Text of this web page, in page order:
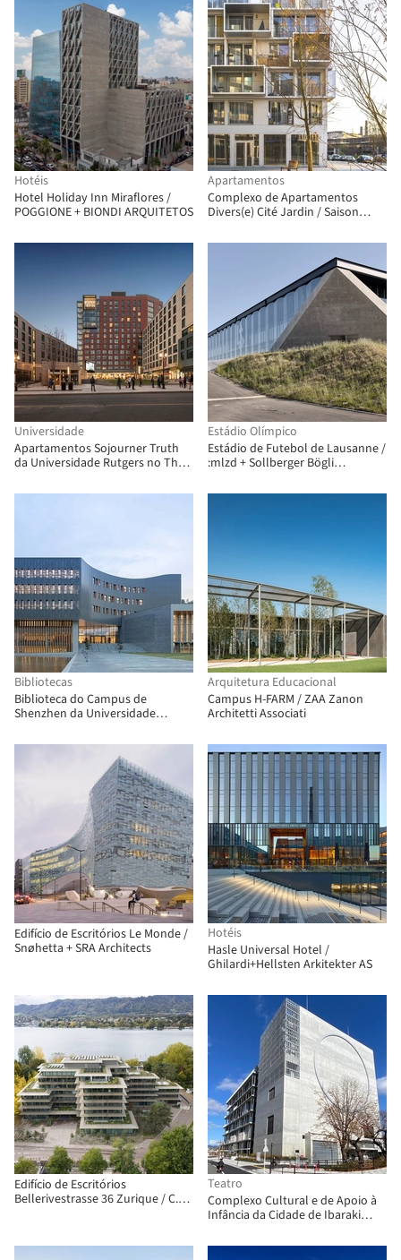
Hotéis
Hotel Holiday Inn Miraflores /
POGGIONE + BIONDI ARQUITETOS
Apartamentos
Complexo de Apartamentos
Divers(e) Cité Jardin / Saison
Universidade
Apartamentos Sojourner Truth
da Universidade Rutgers no The
Estádio Olímpico
Estádio de Futebol de Lausanne /
:mlzd + Sollberger Bögli
Bibliotecas
Biblioteca do Campus de
Shenzhen da Universidade
Weijen Architecture
Arquitetura Educacional
Campus H-FARM / ZAA Zanon
Architetti Associati
Edifício de Escritórios Le Monde /
Snøhetta + SRA Architects
Hotéis
Hasle Universal Hotel /
Ghilardi+Hellsten Arkitekter AS
Edifício de Escritórios
Bellerivestrasse 36 Zurique / C.F.
Teatro
Complexo Cultural e de Apoio à
Infância da Cidade de Ibaraki
+ Toyo Ito & Associates,